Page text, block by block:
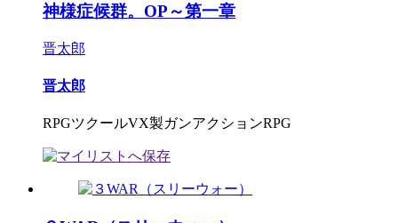
神様症候群。OP～第一章
晋太郎
晋太郎
RPGツクールVX製ガンアクションRPG